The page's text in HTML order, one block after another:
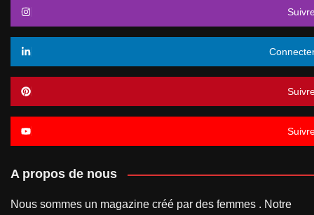
A propos de nous
Nous sommes un magazine créé par des femmes . Notre